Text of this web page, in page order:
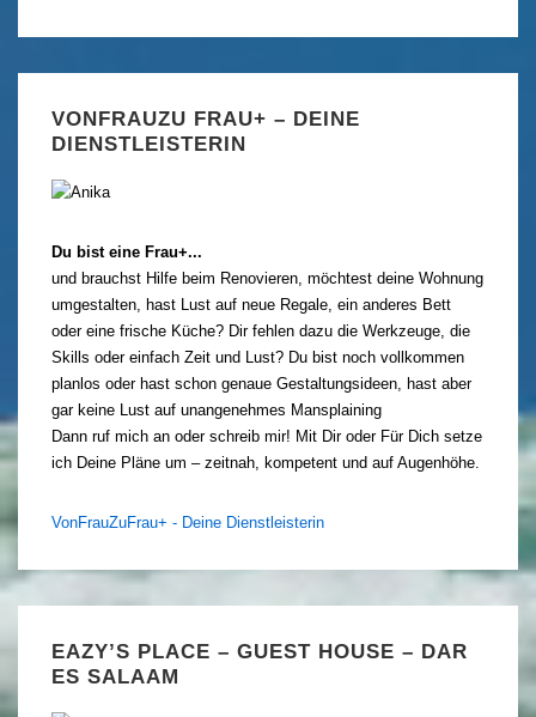
VONFRAUZU FRAU+ – DEINE
DIENSTLEISTERIN
Du bist eine Frau+...
und brauchst Hilfe beim Renovieren, möchtest deine Wohnung
umgestalten, hast Lust auf neue Regale, ein anderes Bett
oder eine frische Küche? Dir fehlen dazu die Werkzeuge, die
Skills oder einfach Zeit und Lust? Du bist noch vollkommen
planlos oder hast schon genaue Gestaltungsideen, hast aber
gar keine Lust auf unangenehmes Mansplaining
Dann ruf mich an oder schreib mir! Mit Dir oder Für Dich setze
ich Deine Pläne um – zeitnah, kompetent und auf Augenhöhe.
VonFrauZuFrau+ - Deine Dienstleisterin
EAZY’S PLACE – GUEST HOUSE – DAR
ES SALAAM